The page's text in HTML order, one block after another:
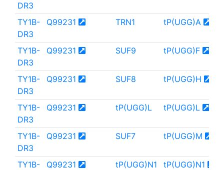
DR3
TY1B-
DR3
Q99231 TRN1 tP(UGG)A
TY1B-
DR3
Q99231 SUF9 tP(UGG)F
TY1B-
DR3
Q99231 SUF8 tP(UGG)H
TY1B-
DR3
Q99231 tP(UGG)L tP(UGG)L
TY1B-
DR3
Q99231 SUF7 tP(UGG)M
TY1B-
Q99231 tP(UGG)N1 tP(UGG)N1